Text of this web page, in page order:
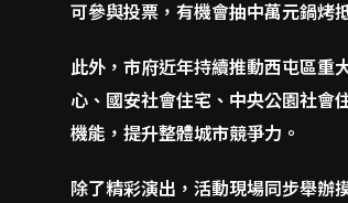
可參與投票，有機會抽中萬元鍋烤
此外，市府近年持續推動西屯區重
心、國安社會住宅、中央公園社會
機能，提升整體城市競爭力。
除了精彩演出，活動現場同步舉辦